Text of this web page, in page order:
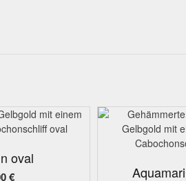
oval
€